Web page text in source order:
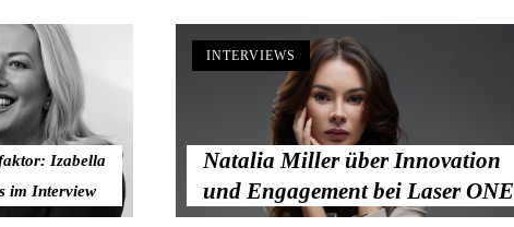
Natalia Miller über Innovation
und Engagement bei Laser ONE
INTERVIEWS
Izabella
im Interview